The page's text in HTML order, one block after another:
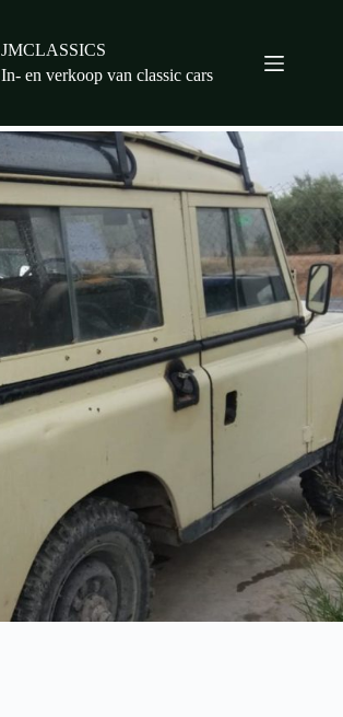
JMCLASSICS
In- en verkoop van classic cars